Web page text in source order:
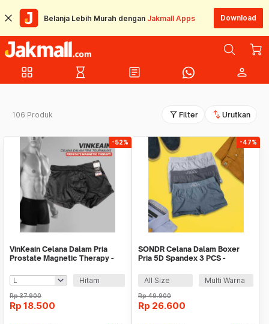
Belanja Lebih Murah dengan Jakmall Apps Download
grid_view hourglass_empty article person
106 Produk filter_alt Filter swap_vert Urutkan
-52%
VinKeain Celana Dalam Pria
Prostate Magnetic Therapy -
Hitam
Rp37.900
Rp 18.500
-47%
SONDR Celana Dalam Boxer
Pria 5D Spandex 3 PCS -
All Size
Multi Warna
Rp49.900
Rp 26.600